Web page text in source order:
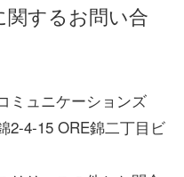
するお問い合
ミュニケーションズ
2-4-15 ORE錦二丁目ビ